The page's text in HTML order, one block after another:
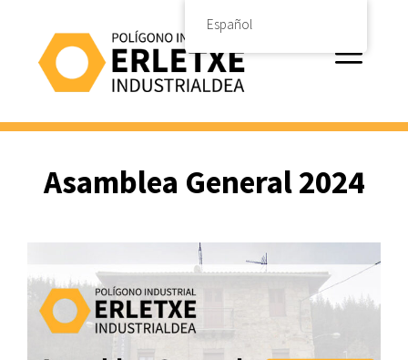
contenido
Menú
Asamblea General 2024
Español